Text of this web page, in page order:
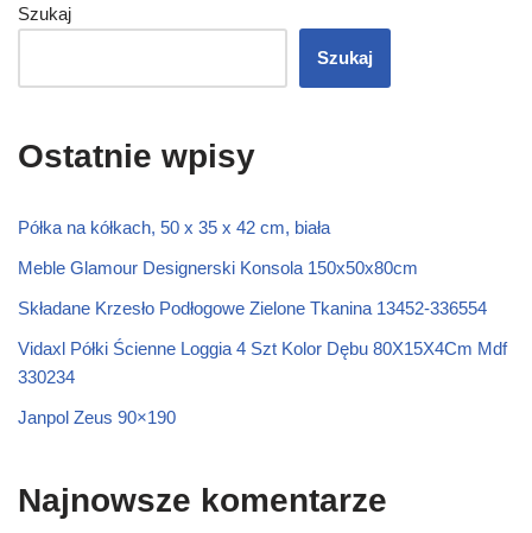
Szukaj
Szukaj
Ostatnie wpisy
Półka na kółkach, 50 x 35 x 42 cm, biała
Meble Glamour Designerski Konsola 150x50x80cm
Składane Krzesło Podłogowe Zielone Tkanina 13452-336554
Vidaxl Półki Ścienne Loggia 4 Szt Kolor Dębu 80X15X4Cm Mdf
330234
Janpol Zeus 90×190
Najnowsze komentarze